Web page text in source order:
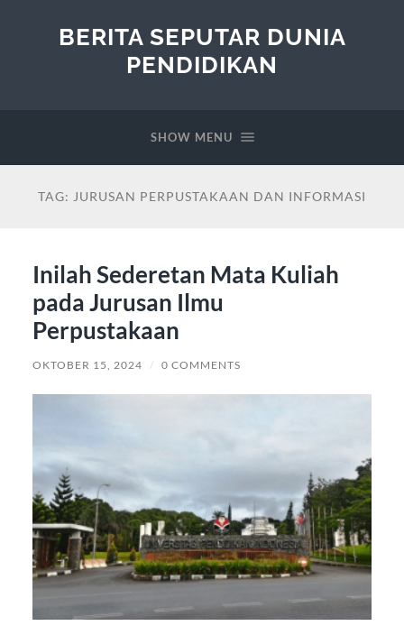
BERITA SEPUTAR DUNIA
PENDIDIKAN
SHOW MENU
TAG: JURUSAN PERPUSTAKAAN DAN INFORMASI
Inilah Sederetan Mata Kuliah
pada Jurusan Ilmu
Perpustakaan
OKTOBER 15, 2024 / 0 COMMENTS